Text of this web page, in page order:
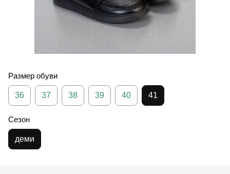
Размер обуви
36 37 38 39 40 41
Сезон
деми